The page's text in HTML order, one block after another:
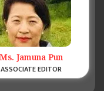
Ms. Jamuna Pun
ASSOCIATE EDITOR